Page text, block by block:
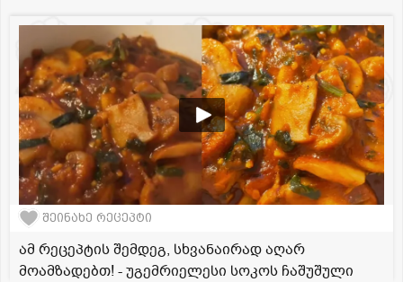
შეინახე რეცეპტი
ამ რეცეპტის შემდეგ, სხვანაირად აღარ
მოამზადებთ! - უგემრიელესი სოკოს ჩაშუშული